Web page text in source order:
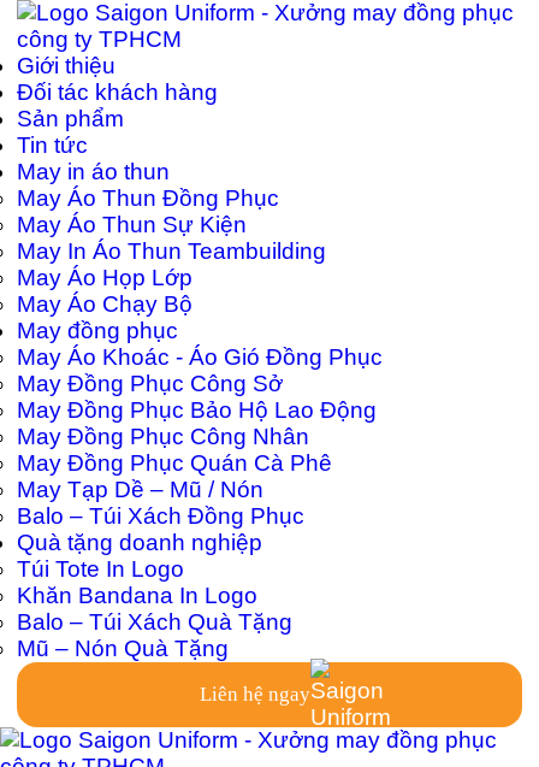
Giới thiệu
Đối tác khách hàng
Sản phẩm
Tin tức
May in áo thun
May Áo Thun Đồng Phục
May Áo Thun Sự Kiện
May In Áo Thun Teambuilding
May Áo Họp Lớp
May Áo Chạy Bộ
May đồng phục
May Áo Khoác - Áo Gió Đồng Phục
May Đồng Phục Công Sở
May Đồng Phục Bảo Hộ Lao Động
May Đồng Phục Công Nhân
May Đồng Phục Quán Cà Phê
May Tạp Dề – Mũ / Nón
Balo – Túi Xách Đồng Phục
Quà tặng doanh nghiệp
Túi Tote In Logo
Khăn Bandana In Logo
Balo – Túi Xách Quà Tặng
Mũ – Nón Quà Tặng
Liên hệ ngay